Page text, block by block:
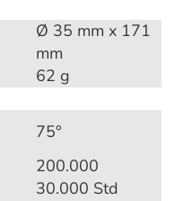
Ø 35 mm x 171
mm
62 g
75°
200.000
30.000 Std